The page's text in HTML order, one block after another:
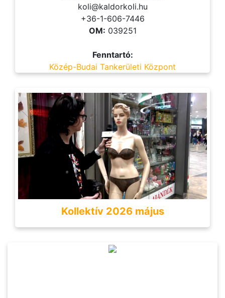
koli@kaldorkoli.hu
+36-1-606-7446
OM: 039251
Fenntartó:
Közép-Budai Tankerületi Központ
Kollektív 2026 május